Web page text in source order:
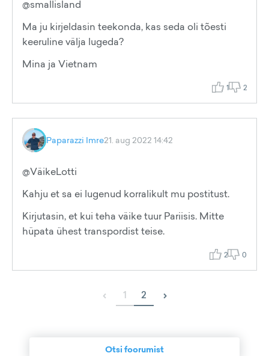
@smallisland
Ma ju kirjeldasin teekonda, kas seda oli tõesti
keeruline välja lugeda?
Mina ja Vietnam
1 2
Paparazzi Imre21. aug 2022 14:42
@VäikeLotti
Kahju et sa ei lugenud korralikult mu postitust.
Kirjutasin, et kui teha väike tuur Pariisis. Mitte
hüpata ühest transpordist teise.
2 0
‹ 1 2 ›
Otsi foorumist